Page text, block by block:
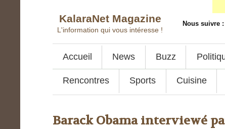
KalaraNet Magazine
L'information qui vous intéresse !
Nous suivre :
Accueil News Buzz
Rencontres Sports Cuisine
Barack Obama interviewé